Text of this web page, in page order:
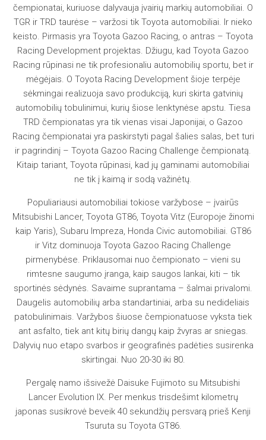
čempionatai, kuriuose dalyvauja įvairių markių automobiliai. O
TGR ir TRD taurėse – varžosi tik Toyota automobiliai. Ir nieko
keisto. Pirmasis yra Toyota Gazoo Racing, o antras – Toyota
Racing Development projektas. Džiugu, kad Toyota Gazoo
Racing rūpinasi ne tik profesionaliu automobilių sportu, bet ir
mėgėjais. O Toyota Racing Development šioje terpėje
sėkmingai realizuoja savo produkciją, kuri skirta gatvinių
automobilių tobulinimui, kurių šiose lenktynėse apstu. Tiesa
TRD čempionatas yra tik vienas visai Japonijai, o Gazoo
Racing čempionatai yra paskirstyti pagal šalies salas, bet turi
ir pagrindinį – Toyota Gazoo Racing Challenge čempionatą.
Kitaip tariant, Toyota rūpinasi, kad jų gaminami automobiliai
ne tik į kaimą ir sodą važinėtų.
Populiariausi automobiliai tokiose varžybose – įvairūs
Mitsubishi Lancer, Toyota GT86, Toyota Vitz (Europoje žinomi
kaip Yaris), Subaru Impreza, Honda Civic automobiliai. GT86
ir Vitz dominuoja Toyota Gazoo Racing Challenge
pirmenybėse. Priklausomai nuo čempionato – vieni su
rimtesne saugumo įranga, kaip saugos lankai, kiti – tik
sportinės sėdynės. Savaime suprantama – šalmai privalomi.
Daugelis automobilių arba standartiniai, arba su nedideliais
patobulinimais. Varžybos šiuose čempionatuose vyksta tiek
ant asfalto, tiek ant kitų birių dangų kaip žvyras ar sniegas.
Dalyvių nuo etapo svarbos ir geografinės padėties susirenka
skirtingai. Nuo 20-30 iki 80.
Pergalę namo išsivežė Daisuke Fujimoto su Mitsubishi
Lancer Evolution IX. Per menkus trisdešimt kilometrų
japonas susikrovė beveik 40 sekundžių persvarą prieš Kenji
Tsuruta su Toyota GT86.